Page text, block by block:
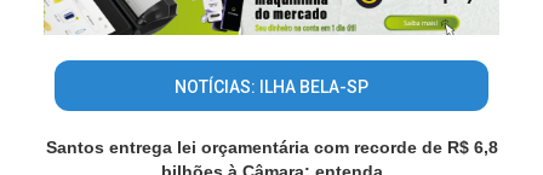
NOTÍCIAS: ILHA BELA-SP
Santos entrega lei orçamentária com recorde de R$ 6,8